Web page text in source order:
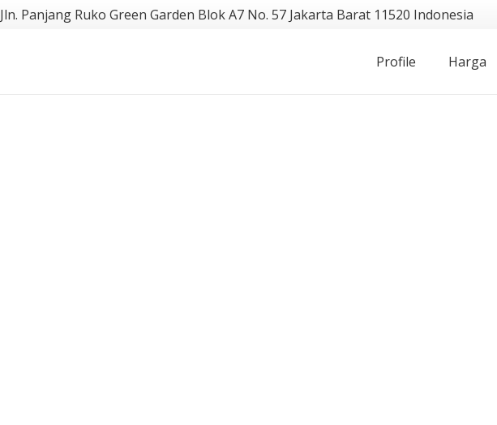
Jln. Panjang Ruko Green Garden Blok A7 No. 57 Jakarta Barat 11520 Indonesia
Profile Harga